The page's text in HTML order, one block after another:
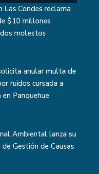
Las Condes reclama
$10 millones
molestos
anular multa de
ruidos cursada a
Panquehue
Ambiental lanza su
Gestión de Causas